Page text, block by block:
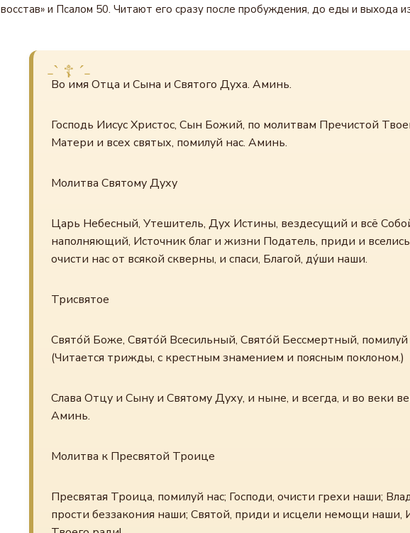
восстав» и Псалом 50. Читают его сразу после пробуждения, до еды и выхода
Во имя Отца и Сына и Святого Духа. Аминь.
Господь Иисус Христос, Сын Божий, по молитвам Пречистой
Матери и всех святых, помилуй нас. Аминь.
Молитва Святому Духу
Царь Небесный, Утешитель, Дух Истины, вездесущий и всё
наполняющий, Источник благ и жизни Податель, приди и вселись
очисти нас от всякой скверны, и спаси, Благой, ду́ши наши.
Трисвятое
Свято́й Боже, Свято́й Всесильный, Свято́й Бессмертный, помилуй
(Читается трижды, с крестным знамением и поясным поклоном.)
Слава Отцу и Сыну и Святому Духу, и ныне, и всегда, и во веки
Аминь.
Молитва к Пресвятой Троице
Пресвятая Троица, помилуй нас; Господи, очисти грехи наши;
прости беззакония наши; Святой, приди и исцели немощи наши,